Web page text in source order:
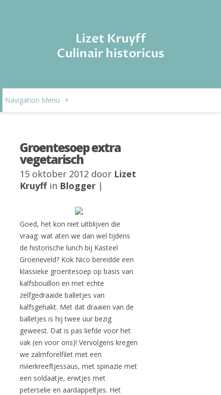
Lizet Kruyff
Culinair historicus
Navigation Menu +
Groentesoep extra
vegetarisch
15 oktober 2012 door Lizet
Kruyffin Blogger |
Goed, het kon niet uitblijven die
vraag: wat aten we dan wel tijdens
de historische lunch bij Kasteel
Groeneveld? Kok Nico bereidde een
klassieke groentesoep op basis van
kalfsbouillon en met echte
zelfgedraaide balletjes van
kalfsgehakt. Met dat draaien van de
balletjes is hij twee uur bezig
geweest. Dat is pas liefde voor het
vak (en voor ons)! Vervolgens kregen
we zalmforelfilet met een
rivierkreeftjessaus, met spinazie met
een soldaatje, erwtjes met
peterselie en aardappeltjes. Het